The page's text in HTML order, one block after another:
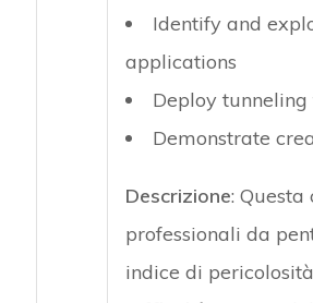
Identify and
applications
Deploy
Demonstrate
Descrizione:
professionali da
indice di